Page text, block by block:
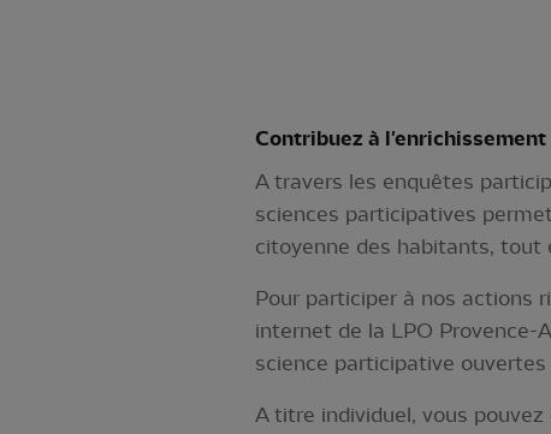
Contribuez à
A travers les enquêtes
sciences participatives
citoyenne des habitants, tout
Pour participer à nos actions
internet de la LPO Provence-
science participative ouvertes
A titre individuel, vous